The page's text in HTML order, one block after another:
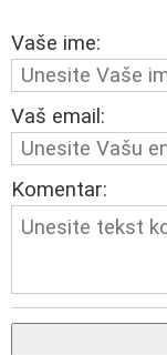
Vaše ime:
Vaš email:
Komentar: